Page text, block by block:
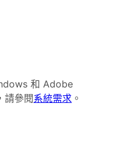
和 Adobe
請參閱系統需求 。